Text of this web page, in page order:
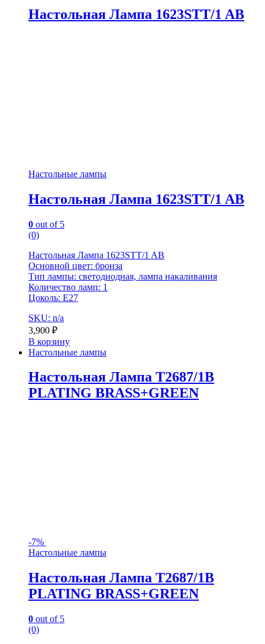
Настольная Лампа 1623STT/1 AB
Настольные лампы
Настольная Лампа 1623STT/1 AB
0 out of 5
(0)
Настольная Лампа 1623STT/1 AB
Основной цвет: бронза
Тип лампы: светодиодная, лампа накаливания
Количество ламп: 1
Цоколь: Е27
SKU: n/a
3,900 ₽
В корзину
Настольные лампы
Настольная Лампа T2687/1B
PLATING BRASS+GREEN
-7%
Настольные лампы
Настольная Лампа T2687/1B
PLATING BRASS+GREEN
0 out of 5
(0)